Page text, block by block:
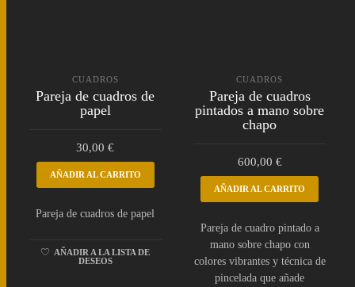
CUADROS
Pareja de cuadros de
papel
30,00€
AÑADIR AL CARRITO
Pareja de cuadros de papel
AÑADIR A LA LISTA DE
DESEOS
CUADROS
Pareja de cuadros
pintados a mano sobre
chapo
600,00 €
AÑADIR AL CARRITO
Pareja de cuadro pintado a
mano sobre chapo con
colores vibrantes y técnica de
pincelada que añade